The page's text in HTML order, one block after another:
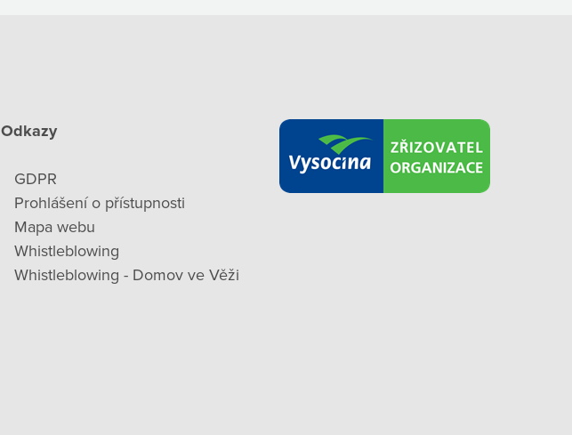
Odkazy
GDPR
Prohlášení o přístupnosti
Mapa webu
Whistleblowing
Whistleblowing - Domov ve Věži